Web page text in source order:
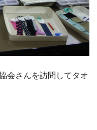
会さんを訪問してタオ